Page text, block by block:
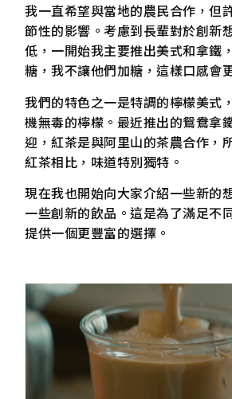
我一直希望與當地的農民合作，但
節性的影響。考慮到長輩對於創新
低，一開始我主要推出美式和拿鐵
糖，我不讓他們加糖，這樣口感會
我們的特色之一是特調的檸檬美式
機無毒的檸檬。最近推出的鴛鴦拿
迎，紅茶是與阿里山的茶農合作，
紅茶相比，味道特別獨特。
現在我也開始向大家介紹一些新的
一些創新的飲品。這是為了滿足不
提供一個更豐富的選擇。